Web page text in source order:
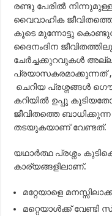
രണ്ടു പേരില്‍
വൈവാഹിക
കൂടെ മുന്നോട്ടു
ദൈനംദിന
ചേര്‍ച്ചക്കുറവുകള്‍
പ്രയാസകരമാക്കുന്നത് ,
ചെറിയ പ്രശ്നങ്ങള്‍
കറിയില്‍ ഉപ്പു
ജീവിതത്തെ
തടയുകയാണ് വേണ്ടത്.
യഥാര്‍ത്ഥ പ്രശ്നം
കാര്യങ്ങളിലാണ്.
മറ്റേയാളെ
മറ്റെയാള്‍ക്ക്